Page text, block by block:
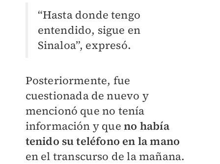
“Hasta donde tengo
entendido, sigue en
Sinaloa”, expresó.
Posteriormente, fue
cuestionada de nuevo y
mencionó que no tenía
información y queno había
tenido su teléfono en la mano
en el transcurso de la mañana.